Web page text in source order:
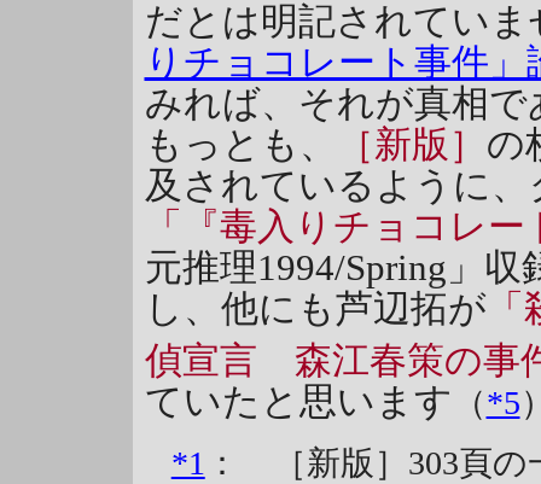
だとは明記されていま
りチョコレート事件」
みれば、それが真相
もっとも、
［新版］ の
及されているように
「『毒入りチョコレ
元推理1994/Spring」
し、他にも芦辺拓が
偵宣言 森江春策の事
ていたと思います （*5
*1 ： ［新版］303頁